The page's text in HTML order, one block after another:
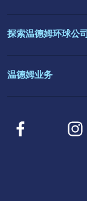
探索温德姆环球公司
温德姆业务